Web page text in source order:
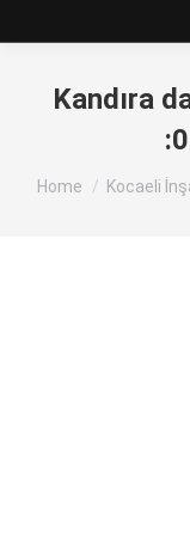
Kandıra
You are here:
Home Kocaeli